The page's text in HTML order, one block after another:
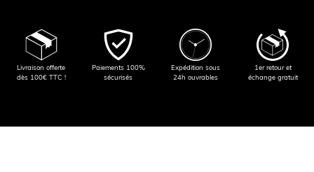
Livraison offerte
dès 100€ TTC !
Paiements 100%
sécurisés
Expédition sous
24h ouvrables
1er retour et
échange gratuit